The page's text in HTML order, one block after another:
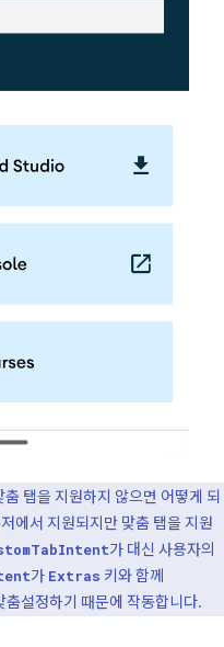
탭을 지원하지 않으면 어떻게 되
에서 지원되지만 맞춤 탭을 지원
가 대신 사용자의
가 Extras 키와 함께
춤설정하기 때문에 작동합니다.